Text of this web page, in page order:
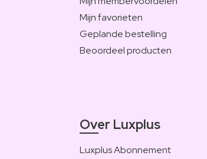
Mijn favorieten
Geplande bestelling
Beoordeel producten
Over Luxplus
Luxplus Abonnement